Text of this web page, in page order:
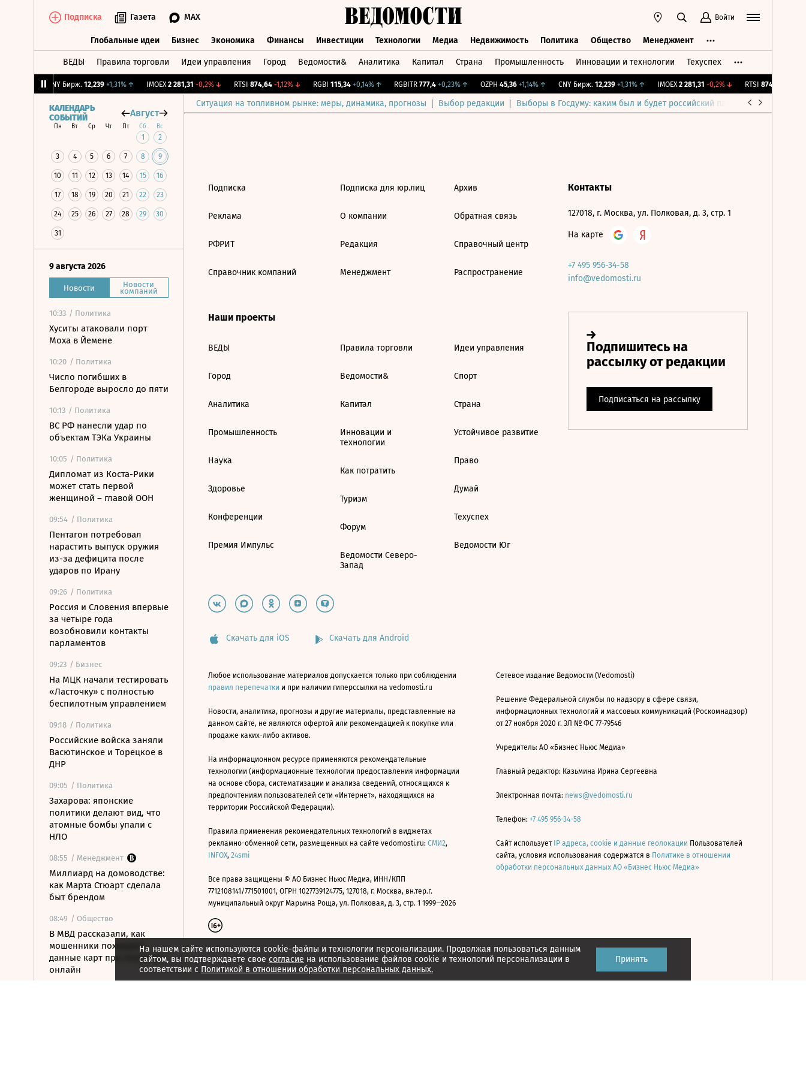
Подписка Газета MAX Войти
Глобальные идеи Бизнес Экономика Финансы Инвестиции Технологии Медиа Недвижимость Политика Общество Менеджмент
ВЕДЫ Правила торговли Идеи управления Город Ведомости& Аналитика Капитал Страна Промышленность Инновации и технологии Техуспех
CNY Бирж. 12,239 +1,31%↑ IMOEX 2 281,31 -0,2%↓ RTSI 874,64 -1,12%↓ RGBI 115,34 +0,14%↑ RGBITR 777,4 +0,23%↑ OZPH 45,36 +1,14%↑ CNY Бирж. 12,239 +1,31%↑ IMOEX 2 281,31 -0,2%↓ RTSI 874,64
Ситуация на топливном рынке: меры, динамика, прогнозы Выбор редакции Выборы в Госдуму: каким был и будет российский парламент
КАЛЕНДАРЬ
СОБЫТИЙ
Август
Пн Вт Ср Чт Пт Сб Вс
1 2
3 4 5 6 7 8 9
10 11 12 13 14 15 16
17 18 19 20 21 22 23
24 25 26 27 28 29 30
31
9 августа 2026
Новости Новости
компаний
10:33 / Политика
Хуситы атаковали порт
Моха в Йемене
10:20 / Политика
Число погибших в
Белгороде выросло до пяти
10:13 / Политика
ВС РФ нанесли удар по
объектам ТЭКа Украины
10:05 / Политика
Дипломат из Коста-Рики
может стать первой
женщиной – главой ООН
09:54 / Политика
Пентагон потребовал
нарастить выпуск оружия
из-за дефицита после
ударов по Ирану
09:26 / Политика
Россия и Словения впервые
за четыре года
возобновили контакты
парламентов
09:23 / Бизнес
На МЦК начали тестировать
«Ласточку» с полностью
беспилотным управлением
09:18 / Политика
Российские войска заняли
Васютинское и Торецкое в
ДНР
09:05 / Политика
Захарова: японские
политики делают вид, что
атомные бомбы упали с
НЛО
08:55 / Менеджмент
Миллиард на домоводстве:
как Марта Стюарт сделала
быт брендом
08:49 / Общество
В МВД рассказали, как
мошенники похищают
данные карт при покупках
онлайн
На нашем сайте используются cookie-файлы и технологии персонализации. Продолжая пользоваться данным
сайтом, вы подтверждаете свое согласие на использование файлов cookie и технологий персонализации в
соответствии с Политикой в отношении обработки персональных данных.
Принять
Подписка
Реклама
РФРИТ
Справочник компаний
Подписка для юр.лиц
О компании
Редакция
Менеджмент
Архив
Обратная связь
Справочный центр
Распространение
Наши проекты
ВЕДЫ
Город
Аналитика
Промышленность
Наука
Здоровье
Конференции
Премия Импульс
Правила торговли
Ведомости&
Капитал
Инновации и
технологии
Как потратить
Туризм
Форум
Ведомости Северо-
Запад
Идеи управления
Спорт
Страна
Устойчивое развитие
Право
Думай
Техуспех
Ведомости Юг
Контакты
127018, г. Москва, ул. Полковая, д. 3, стр. 1
На карте
+7 495 956-34-58
info@vedomosti.ru
Скачать для iOS Скачать для Android
Любое использование материалов допускается только при соблюдении
правил перепечатки и при наличии гиперссылки на vedomosti.ru
Новости, аналитика, прогнозы и другие материалы, представленные на
данном сайте, не являются офертой или рекомендацией к покупке или
продаже каких-либо активов.
На информационном ресурсе применяются рекомендательные
технологии (информационные технологии предоставления информации
на основе сбора, систематизации и анализа сведений, относящихся к
предпочтениям пользователей сети «Интернет», находящихся на
территории Российской Федерации).
Правила применения рекомендательных технологий в виджетах
рекламно-обменной сети, размещенных на сайте vedomosti.ru: СМИ2,
INFOX, 24smi
Все права защищены © АО Бизнес Ньюс Медиа, ИНН/КПП
7712108141/771501001, ОГРН 1027739124775, 127018, г. Москва, вн.тер.г.
муниципальный округ Марьина Роща, ул. Полковая, д. 3, стр. 1 1999—2026
Сетевое издание Ведомости (Vedomosti)
Решение Федеральной службы по надзору в сфере связи,
информационных технологий и массовых коммуникаций (Роскомнадзор)
от 27 ноября 2020 г. ЭЛ № ФС 77-79546
Учредитель: АО «Бизнес Ньюс Медиа»
Главный редактор: Казьмина Ирина Сергеевна
Электронная почта: news@vedomosti.ru
Телефон: +7 495 956-34-58
Сайт использует IP адреса, cookie и данные геолокации Пользователей
сайта, условия использования содержатся в Политике в отношении
обработки персональных данных АО «Бизнес Ньюс Медиа»